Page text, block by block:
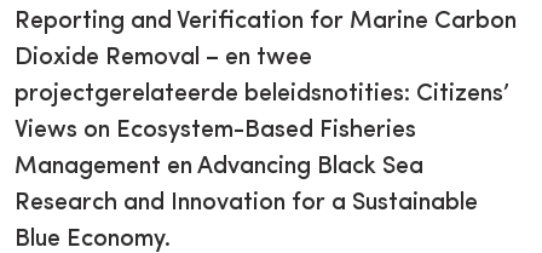
Reporting and Verification for Marine Carbon
Dioxide Removal – en twee
projectgerelateerde beleidsnotities: Citizens’
Views on Ecosystem-Based Fisheries
Management en Advancing Black Sea
Research and Innovation for a Sustainable
Blue Economy.